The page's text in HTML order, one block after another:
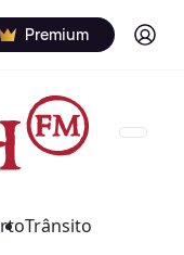
Premium Log in
Trânsito